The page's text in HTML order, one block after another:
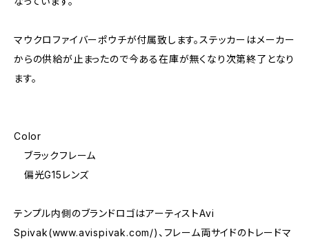
マウクロファイバーポウチが付属致します。ステッカーはメーカー
からの供給が止まったので今ある在庫が無くなり次第終了となり
ます。
Color
ブラックフレーム
偏光G15レンズ
テンプル内側のブランドロゴはアーティストAvi
Spivak(www.avispivak.com/)、フレーム両サイドのトレードマ